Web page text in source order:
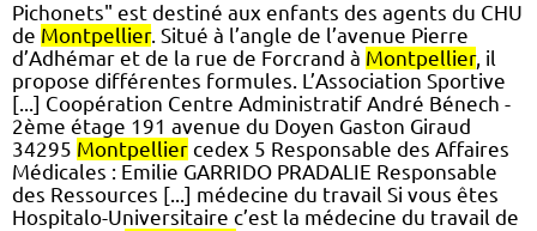
Pichonets" est destiné aux enfants des agents du CHU
de Montpellier. Situé à l’angle de l’avenue Pierre
d’Adhémar et de la rue de Forcrand à Montpellier, il
propose différentes formules. L’Association Sportive
[...] Coopération Centre Administratif André Bénech -
2ème étage 191 avenue du Doyen Gaston Giraud
34295 Montpellier cedex 5 Responsable des Affaires
Médicales : Emilie GARRIDO PRADALIE Responsable
des Ressources [...] médecine du travail Si vous êtes
Hospitalo-Universitaire c’est la médecine du travail de